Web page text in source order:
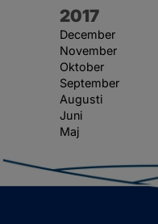
År:
2017
December
November
Oktober
September
Augusti
Juni
Maj